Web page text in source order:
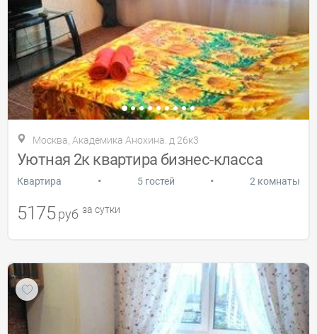
Москва, Академика Анохина. д 26к3
Уютная 2к квартира бизнес-класса
Квартира • 5 гостей • 2 комнаты
5175 руб за сутки